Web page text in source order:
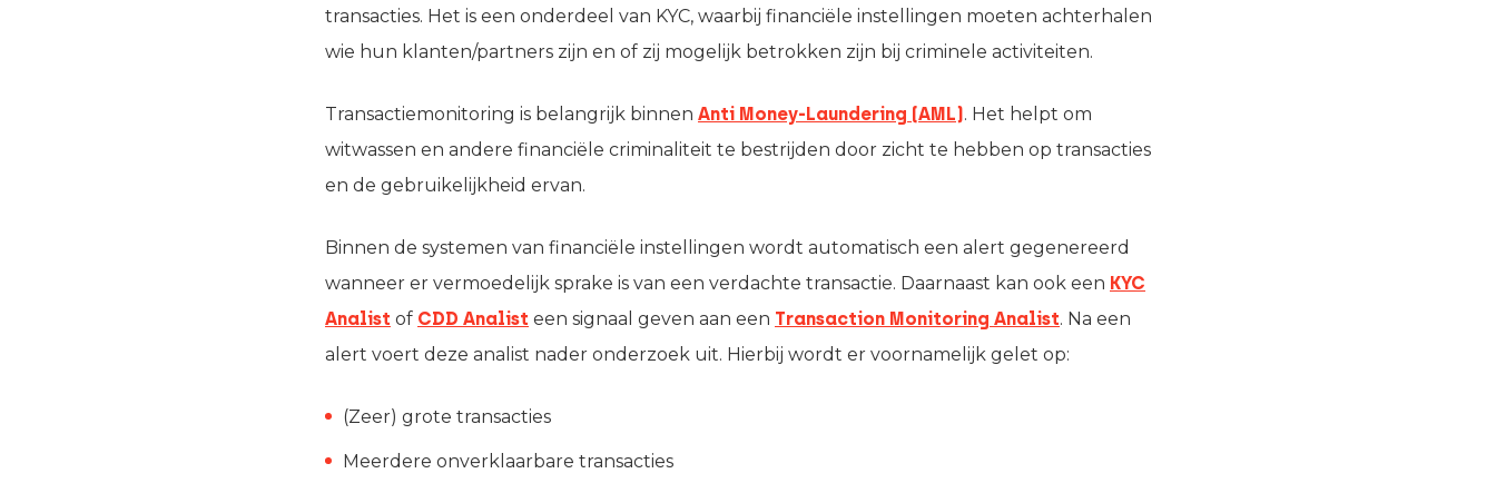
transacties. Het is een onderdeel van KYC, waarbij financiële instellingen moeten achterhalen
wie hun klanten/partners zijn en of zij mogelijk betrokken zijn bij criminele activiteiten.
Transactiemonitoring is belangrijk binnen Anti Money-Laundering (AML). Het helpt om
witwassen en andere financiële criminaliteit te bestrijden door zicht te hebben op transacties
en de gebruikelijkheid ervan.
Binnen de systemen van financiële instellingen wordt automatisch een alert gegenereerd
wanneer er vermoedelijk sprake is van een verdachte transactie. Daarnaast kan ook een KYC
Analist of CDD Analist een signaal geven aan een Transaction Monitoring Analist. Na een
alert voert deze analist nader onderzoek uit. Hierbij wordt er voornamelijk gelet op:
(Zeer) grote transacties
Meerdere onverklaarbare transacties